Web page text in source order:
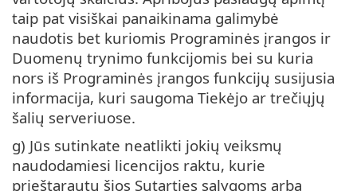
taip pat visiškai panaikinama galimybė
naudotis bet kuriomis Programinės įrangos ir
Duomenų trynimo funkcijomis bei su kuria
nors iš Programinės įrangos funkcijų susijusia
informacija, kuri saugoma Tiekėjo ar trečiųjų
šalių serveriuose.
g) Jūs sutinkate neatlikti jokių veiksmų
naudodamiesi licencijos raktu, kurie
prieštarautų šios Sutarties sąlygoms arba